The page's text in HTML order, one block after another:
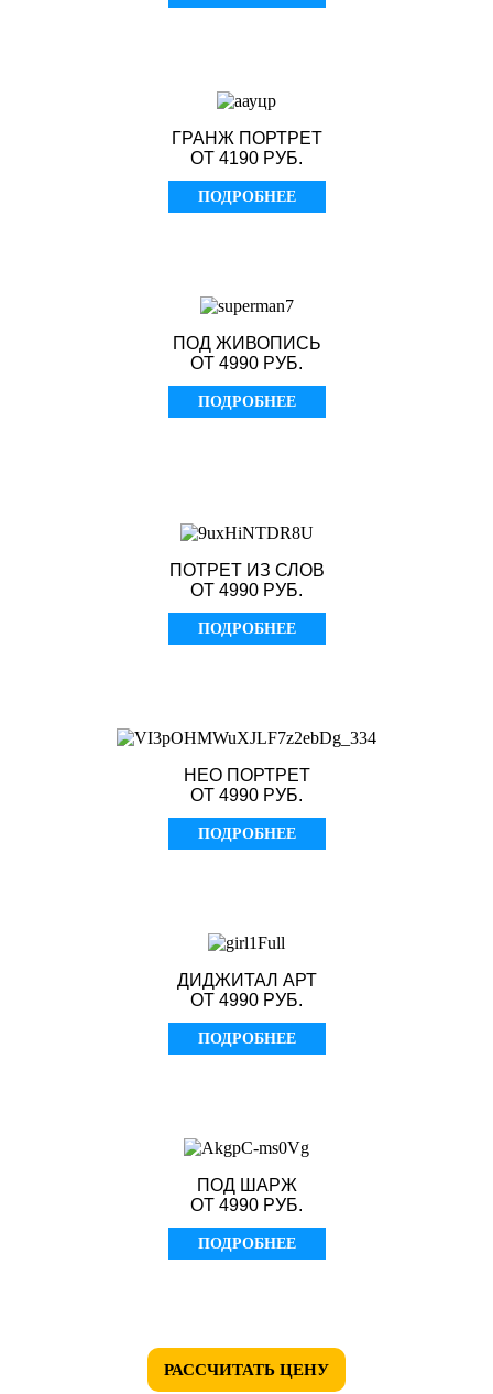
ГРАНЖ ПОРТРЕТ
ОТ 4190 РУБ.
ПОДРОБНЕЕ
ПОД ЖИВОПИСЬ
ОТ 4990 РУБ.
ПОДРОБНЕЕ
ПОТРЕТ ИЗ СЛОВ
ОТ 4990 РУБ.
ПОДРОБНЕЕ
НЕО ПОРТРЕТ
ОТ 4990 РУБ.
ПОДРОБНЕЕ
ДИДЖИТАЛ АРТ
ОТ 4990 РУБ.
ПОДРОБНЕЕ
ПОД ШАРЖ
ОТ 4990 РУБ.
ПОДРОБНЕЕ
РАССЧИТАТЬ ЦЕНУ